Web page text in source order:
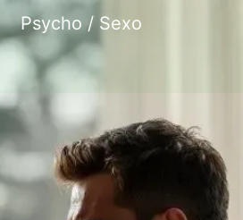
Psycho / Sexo